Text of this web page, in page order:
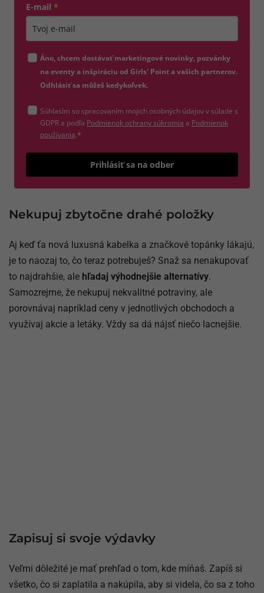
E-mail *
Áno, chcem dostávať marketingové novinky, pozvánky
na eventy a inšpiráciu od Girls' Point a vašich partnerov.
Odhlásiť sa môžeš kedykoľvek.
Súhlasím so spracovaním mojich osobných údajov v súlade s
GDPR a podľa Podmienok ochrany súkromia (otvorí sa v novom okne)
a Podmienok
používania(otvorí sa v novom okne)
.*
Prihlásiť sa na odber
Nekupuj zbytočne drahé položky
Aj keď ťa nová luxusná kabelka a značkové topánky lákajú,
je to naozaj to, čo teraz potrebuješ? Snaž sa nenakupovať
to najdrahšie, ale hľadaj výhodnejšie alternatívy.
Samozrejme, že nekupuj nekvalitné potraviny, ale
porovnávaj napríklad ceny v jednotlivých obchodoch a
využívaj akcie a letáky. Vždy sa dá nájsť niečo lacnejšie.
Zapisuj si svoje výdavky
Veľmi dôležité je mať prehľad o tom, kde míňaš. Zapíš si
všetko, čo si zaplatila a nakúpila, aby si videla, čo sa z toho